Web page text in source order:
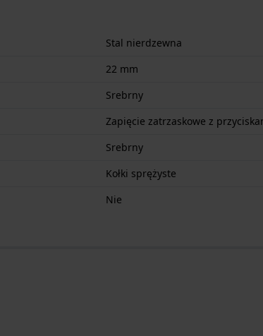
Stal nierdzewna
22 mm
Srebrny
Zapięcie zatrzaskowe z
Srebrny
Kołki sprężyste
Nie